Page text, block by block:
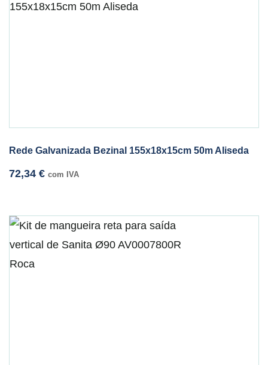
Rede Galvanizada Bezinal 155x18x15cm 50m Aliseda
72,34 € com IVA